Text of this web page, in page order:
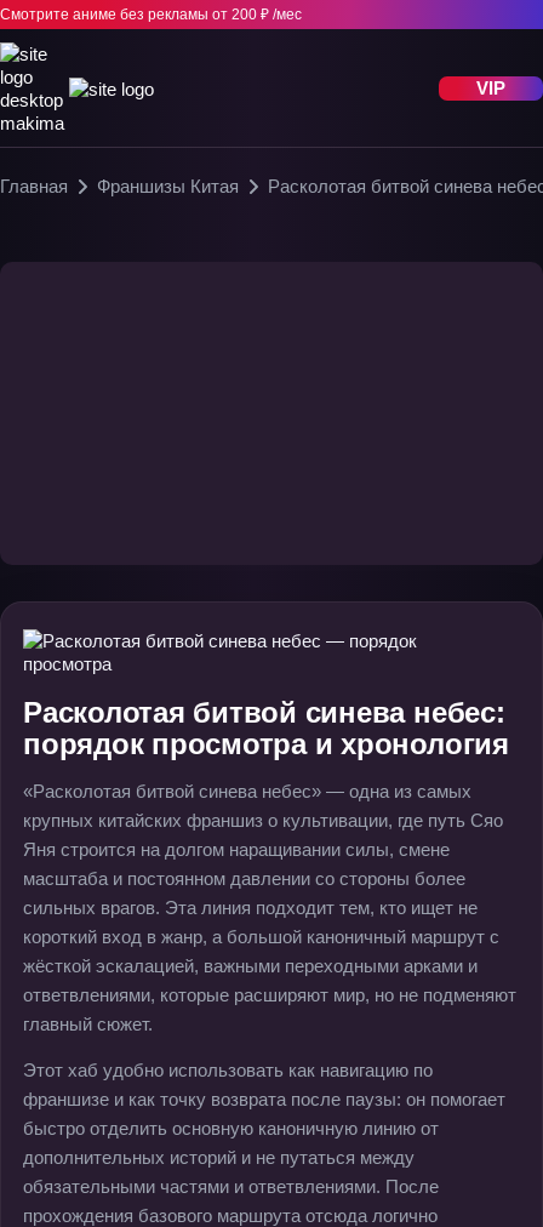
Смотрите аниме без рекламы от 200 ₽ /мес
VIP
Главная Франшизы Китая Расколотая битвой синева
Расколотая битвой синева небес:
порядок просмотра и хронология
«Расколотая битвой синева небес» — одна из самых
крупных китайских франшиз о культивации, где путь Сяо
Яня строится на долгом наращивании силы, смене
масштаба и постоянном давлении со стороны более
сильных врагов. Эта линия подходит тем, кто ищет не
короткий вход в жанр, а большой каноничный маршрут с
жёсткой эскалацией, важными переходными арками и
ответвлениями, которые расширяют мир, но не подменяют
главный сюжет.
Этот хаб удобно использовать как навигацию по
франшизе и как точку возврата после паузы: он помогает
быстро отделить основную каноничную линию от
дополнительных историй и не путаться между
обязательными частями и ответвлениями. После
прохождения базового маршрута отсюда логично